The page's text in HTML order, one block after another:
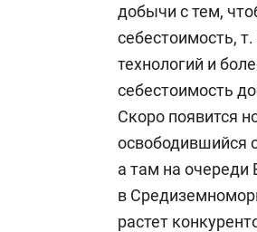
добычи с тем,
себестоимость,
технологий и
себестоимость
Скоро появится
освободившийся
а там на очереди
в
растет